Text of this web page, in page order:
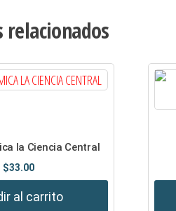
relacionados
la Ciencia Central
$33.00
al carrito